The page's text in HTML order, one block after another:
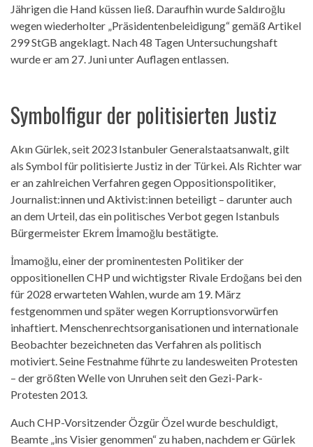
Jährigen die Hand küssen ließ. Daraufhin wurde Saldıroğlu
wegen wiederholter „Präsidentenbeleidigung“ gemäß Artikel
299 StGB angeklagt. Nach 48 Tagen Untersuchungshaft
wurde er am 27. Juni unter Auflagen entlassen.
Symbolfigur der politisierten Justiz
Akın Gürlek, seit 2023 Istanbuler Generalstaatsanwalt, gilt
als Symbol für politisierte Justiz in der Türkei. Als Richter war
er an zahlreichen Verfahren gegen Oppositionspolitiker,
Journalist:innen und Aktivist:innen beteiligt – darunter auch
an dem Urteil, das ein politisches Verbot gegen Istanbuls
Bürgermeister Ekrem İmamoğlu bestätigte.
İmamoğlu, einer der prominentesten Politiker der
oppositionellen CHP und wichtigster Rivale Erdoğans bei den
für 2028 erwarteten Wahlen, wurde am 19. März
festgenommen und später wegen Korruptionsvorwürfen
inhaftiert. Menschenrechtsorganisationen und internationale
Beobachter bezeichneten das Verfahren als politisch
motiviert. Seine Festnahme führte zu landesweiten Protesten
– der größten Welle von Unruhen seit den Gezi-Park-
Protesten 2013.
Auch CHP-Vorsitzender Özgür Özel wurde beschuldigt,
Beamte „ins Visier genommen“ zu haben, nachdem er Gürlek